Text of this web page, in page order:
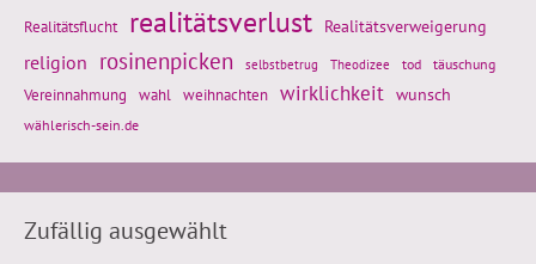
Realitätsflucht realitätsverlust Realitätsverweigerung
religion rosinenpicken selbstbetrug Theodizee tod täuschung
Vereinnahmung wahl weihnachten wirklichkeit wunsch
wählerisch-sein.de
Zufällig ausgewählt